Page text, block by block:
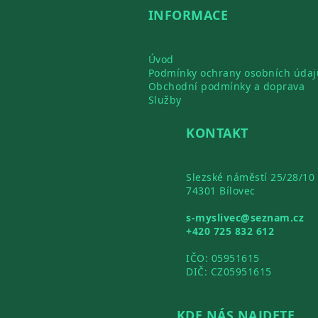
INFORMACE
Úvod
Podmínky ochrany osobních
Obchodní podmínky a doprava
Služby
KONTAKT
Slezské náměstí 25/28/10
74301 Bílovec
s-myslivec@seznam.cz
+420 725 832 612
IČO: 05951615
DIČ: CZ05951615